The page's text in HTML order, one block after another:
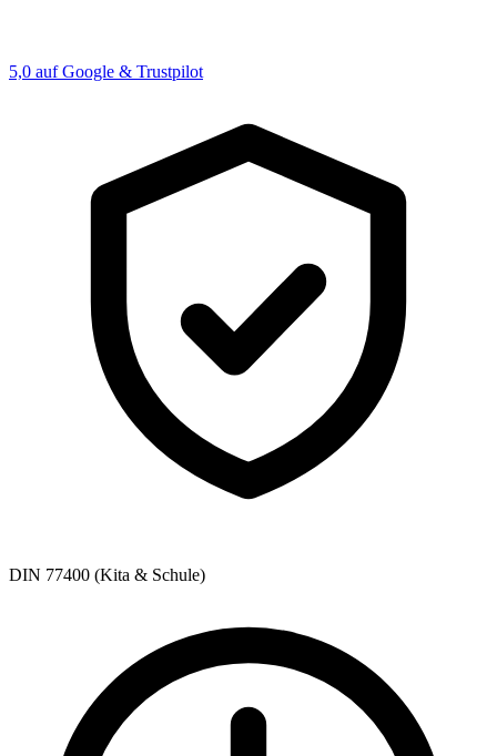
5,0 auf Google & Trustpilot
DIN 77400 (Kita & Schule)